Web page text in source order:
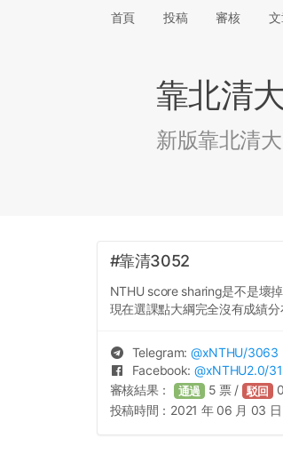
首頁 投稿 審核
靠北清
新版靠北清
#靠清3052
NTHU score sharing是不是壞
現在選課點大綱完全沒有成績分
Telegram: @xNTHU/3063
Facebook: @xNTHU2.0/
審核結果： 通過 5 票 / 駁回 0
投稿時間： 2021 年 06 月 03